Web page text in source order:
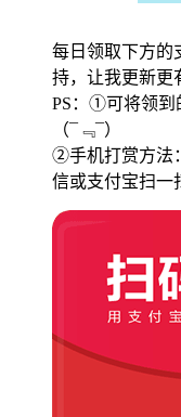
每日领取下方的
持，让我更新更
PS：①可将领到
（¯﹃¯）
②手机打赏方法
信或支付宝扫一